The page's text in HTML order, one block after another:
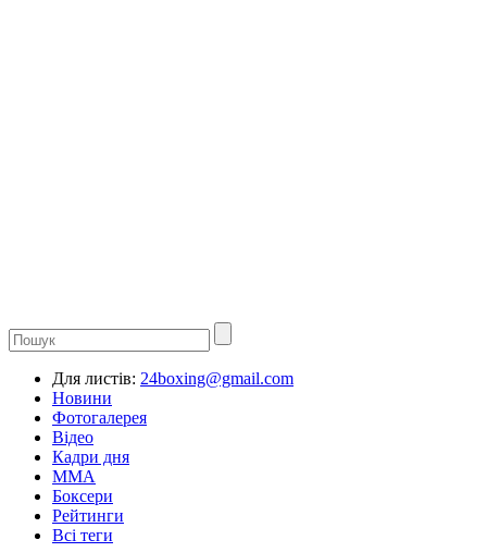
Для листів: 24boxing@gmail.com
Новини
Фотогалерея
Відео
Кадри дня
ММА
Боксери
Рейтинги
Всі теги